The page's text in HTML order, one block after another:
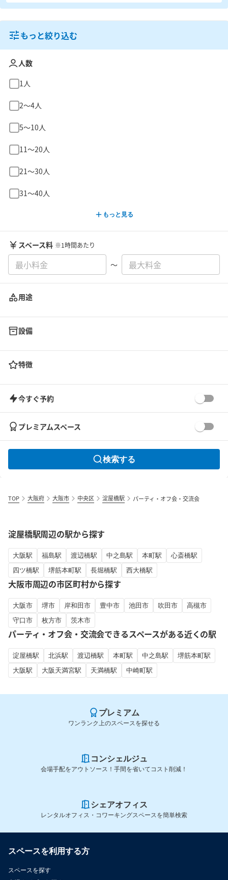
もっと絞り込む
人数
1人
2〜4人
5〜10人
11〜20人
21〜30人
31〜40人
もっと見る
スペース料 ※1時間あたり
〜
用途
設備
特徴
今すぐ予約
プレミアムスペース
検索する
TOP 大阪府 大阪市 中央区 淀屋橋駅 パーティ・オフ会・交流会
淀屋橋駅周辺の駅から探す
大阪駅 福島駅 渡辺橋駅 中之島駅 本町駅
心斎橋駅
四ツ橋駅
堺筋本町駅 長堀橋駅 西大橋駅
大阪市周辺の市区町村から探す
大阪市 堺市 岸和田市 豊中市 池田市 吹田市
高槻市
守口市
枚方市 茨木市
パーティ・オフ会・交流会できるスペースがある近くの駅
淀屋橋駅 北浜駅 渡辺橋駅 本町駅 中之島駅
堺筋本町駅
大阪駅
大阪天満宮駅 天満橋駅 中崎町駅
プレミアム
ワンランク上のスペースを探せる
コンシェルジュ
会場手配をアウトソース！手間を省いてコスト削減！
シェアオフィス
レンタルオフィス・コワーキングスペースを簡単検索
スペースを利用する方
スペースを探す